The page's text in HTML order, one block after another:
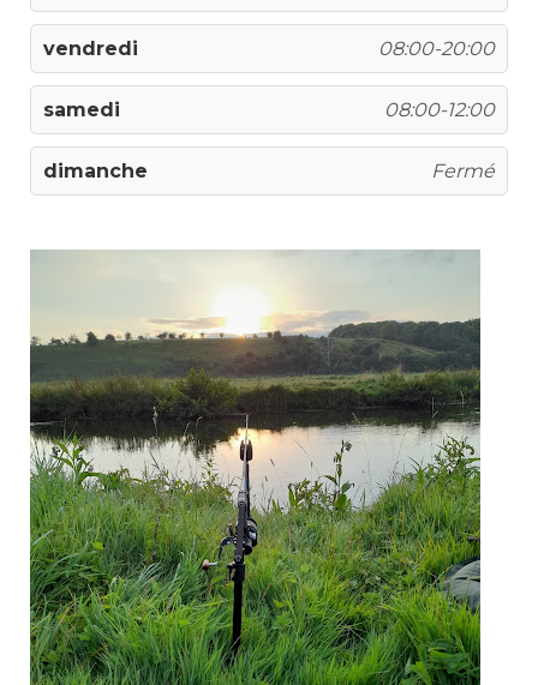
vendredi 08:00-20:00
samedi 08:00-12:00
dimanche Fermé